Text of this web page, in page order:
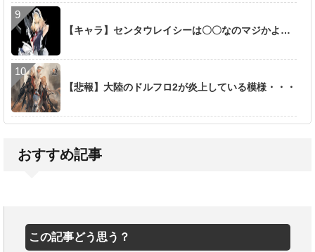
【キャラ】センタウレイシーは〇〇なのマジかよ…
【悲報】大陸のドルフロ2が炎上している模様・・・
おすすめ記事
この記事どう思う？